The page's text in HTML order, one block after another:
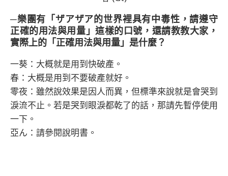
─樂團有「ザアザア的世界裡具有中毒性，請遵守
正確的用法與用量」這樣的口號，還請教教大家，
實際上的「正確用法與用量」是什麼？
一葵：大概就是用到快破產。
春：大概是用到不要破產就好。
零夜：雖然說效果是因人而異，但標準來說就是會哭到
淚流不止。若是哭到眼淚都乾了的話，那請先暫停使用
一下。
亞ん：請參閱說明書。